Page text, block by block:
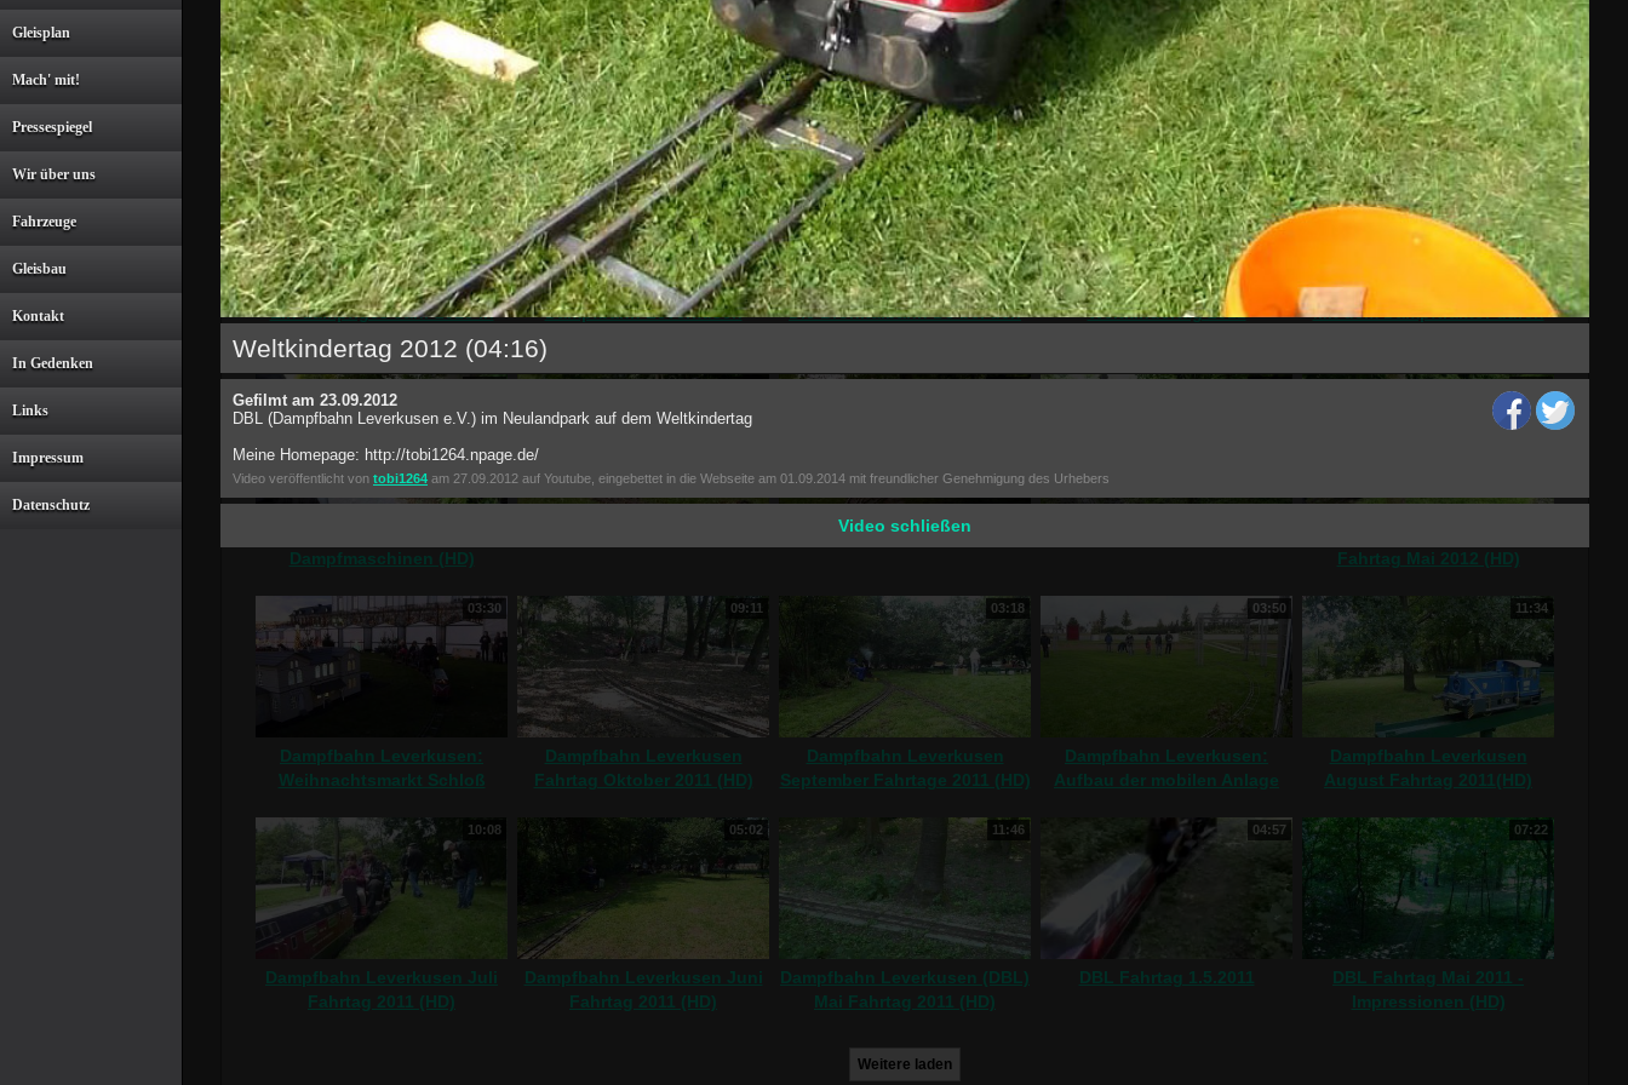
Gleisplan
Mach' mit!
Pressespiegel
Wir über uns
Fahrzeuge
Gleisbau
Kontakt
In Gedenken
Links
Impressum
Datenschutz
Lastprobefahrten in
Leverkusen (HD)
Eisenbahn im Kerzenschein |
Nikolausfahrten beim DBL
(HD)
Inbetriebnahme der 81 004 am
3.Mai 2015 in Leverkusen
Die neue in Leverkusen - 81
004 (HD)
Die Dampfbahn Leverkusen
e.V. stellt sich vor (HD)
08:16
Ein dampfiges Jahr 2013 in
Leverkusen
09:58
Dampfbahn Leverkusen
01:22
Die Brohltalbahn D5 bei den
04:16
Weltkindertag 2012
05:27
Mit dem Dampftraktor durch
Dampfmaschinen (HD)
DBL Fahrtag 01.07.2012 (HD)
Fahrtag Mai 2012 (HD)
03:30
Dampfbahn Leverkusen:
Weihnachtsmarkt Schloß
09:11
Dampfbahn Leverkusen
Fahrtag Oktober 2011 (HD)
03:18
Dampfbahn Leverkusen
September Fahrtage 2011 (HD)
03:50
Dampfbahn Leverkusen:
Aufbau der mobilen Anlage
11:34
Dampfbahn Leverkusen
August Fahrtag 2011(HD)
10:08
Dampfbahn Leverkusen Juli
Fahrtag 2011 (HD)
05:02
Dampfbahn Leverkusen Juni
Fahrtag 2011 (HD)
11:46
Dampfbahn Leverkusen (DBL)
Mai Fahrtag 2011 (HD)
04:57
DBL Fahrtag 1.5.2011
07:22
DBL Fahrtag Mai 2011 -
Impressionen (HD)
Weltkindertag 2012 (04:16)
Gefilmt am 23.09.2012
DBL (Dampfbahn Leverkusen e.V.) im Neulandpark auf dem Weltkindertag
Meine Homepage: http://tobi1264.npage.de/
Video veröffentlicht von tobi1264 am 27.09.2012 auf Youtube, eingebettet in die Webseite am 01.09.2014 mit freundlicher Genehmigung des Urhebers
Video schließen